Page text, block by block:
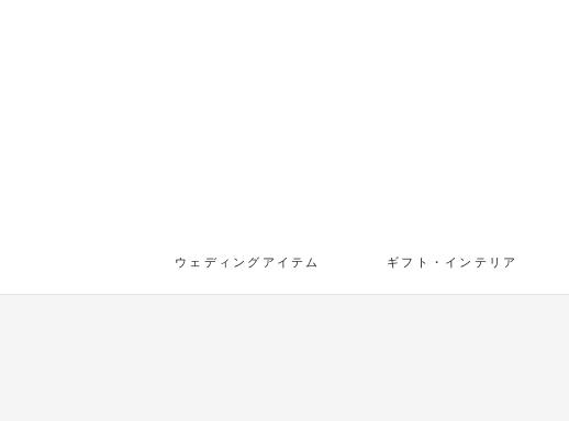
ウェディングアイテム ギフト・インテリア